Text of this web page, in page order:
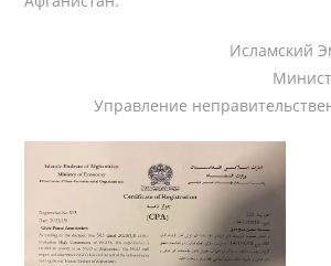
Исламский
Управление